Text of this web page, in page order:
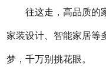
往这走，高品质的家
家装设计、智能家居等
梦，千万别挑花眼。